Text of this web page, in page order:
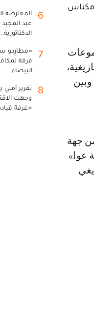
مكناس
جهة
عوا»
6
المعارضة
عبد
7
«مطارِدو
فرقة
البيضاء
8
تقرير
وجهت
«غرفة